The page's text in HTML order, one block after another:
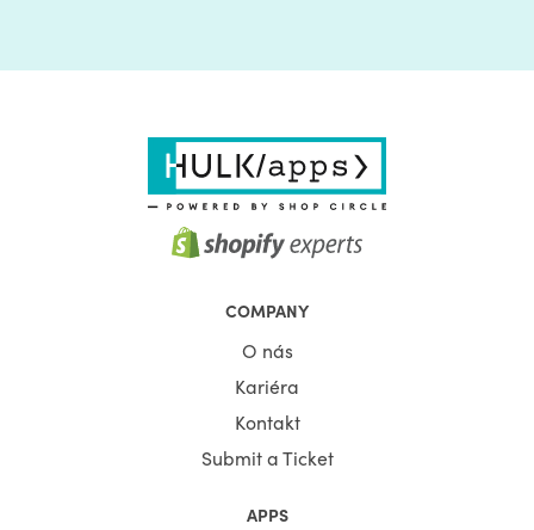
COMPANY
O nás
Kariéra
Kontakt
Submit a Ticket
APPS